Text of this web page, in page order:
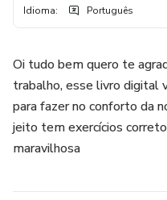
Idioma: Português
Oi tudo bem quero te
trabalho, esse livro digital
para fazer no conforto da
jeito tem exercícios
maravilhosa